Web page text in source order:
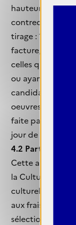
hauteur de
contrecollage
tirage : 150cm
facture, soit
celles qui
ou ayant déjà
candidates de
oeuvres
faite par
jour de
4.2 Partenariat
Cette année
la Culture –
culturelles d’Île-
aux frais
sélectionnées.